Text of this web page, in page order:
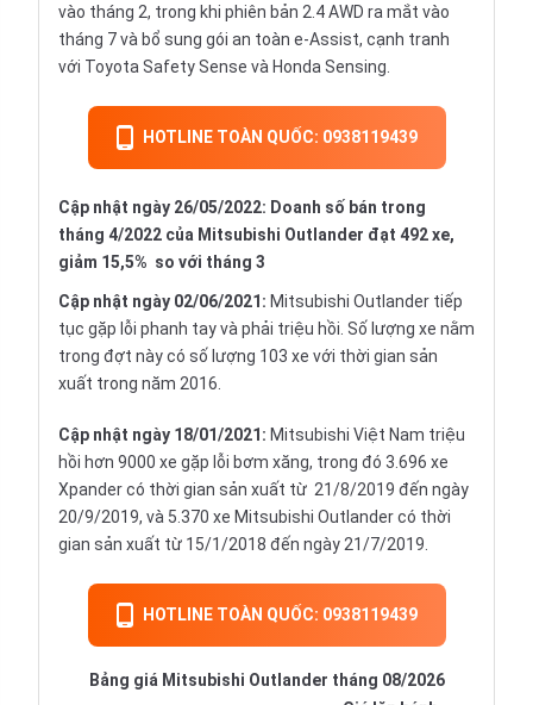
vào tháng 2, trong khi phiên bản 2.4 AWD ra mắt vào
tháng 7 và bổ sung gói an toàn e-Assist, cạnh tranh
với Toyota Safety Sense và Honda Sensing.
HOTLINE TOÀN QUỐC: 0938119439
Cập nhật ngày 26/05/2022: Doanh số bán trong
tháng 4/2022 của Mitsubishi Outlander đạt 492 xe,
giảm 15,5% so với tháng 3
Cập nhật ngày 02/06/2021: Mitsubishi Outlander tiếp
tục gặp lỗi phanh tay và phải triệu hồi. Số lượng xe nằm
trong đợt này có số lượng 103 xe với thời gian sản
xuất trong năm 2016.
Cập nhật ngày 18/01/2021: Mitsubishi Việt Nam triệu
hồi hơn 9000 xe gặp lỗi bơm xăng, trong đó 3.696 xe
Xpander có thời gian sản xuất từ 21/8/2019 đến ngày
20/9/2019, và 5.370 xe Mitsubishi Outlander có thời
gian sản xuất từ 15/1/2018 đến ngày 21/7/2019.
HOTLINE TOÀN QUỐC: 0938119439
Bảng giá Mitsubishi Outlander tháng 08/2026